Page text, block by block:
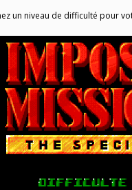
un niveau de difficulté pour